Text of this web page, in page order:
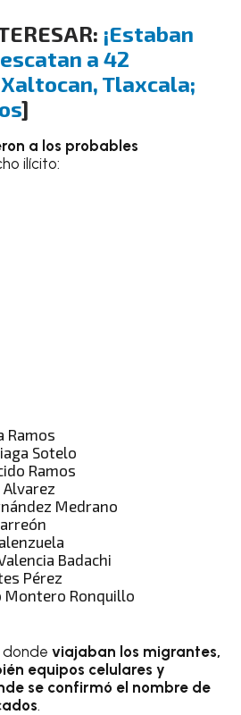
¡Estaban
a 42
Tlaxcala;
]
a los probables
ilícito:
Ramos
Sotelo
Ramos
Alvarez
Medrano
Badachi
Pérez
Montero Ronquillo
dondeviajaban los migrantes,
equipos celulares y
se confirmó el nombre de
.